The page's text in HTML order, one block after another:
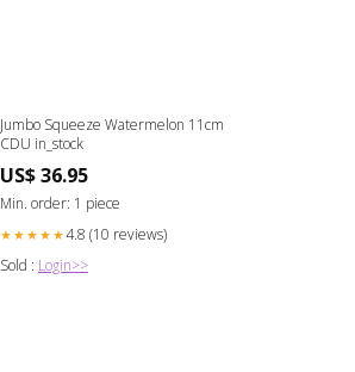
Jumbo Squeeze Watermelon 11cm
CDU in_stock
US$ 36.95
Min. order: 1 piece
★★★★★4.8 (10 reviews)
Sold : Login>>